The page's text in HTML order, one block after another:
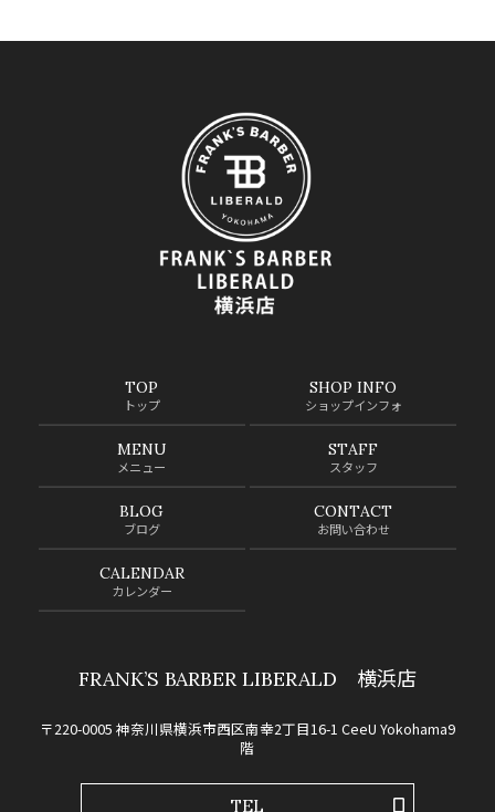
TOP
トップ
SHOP INFO
ショップインフォ
MENU
メニュー
STAFF
スタッフ
BLOG
ブログ
CONTACT
お問い合わせ
CALENDAR
カレンダー
FRANK’S BARBER LIBERALD 横浜店
〒220-0005 神奈川県横浜市西区南幸2丁目16-1 CeeU Yokohama9
階
TEL